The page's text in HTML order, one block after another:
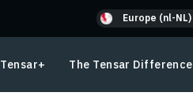
Europe (nl-NL)
Tensar+ The Tensar Difference